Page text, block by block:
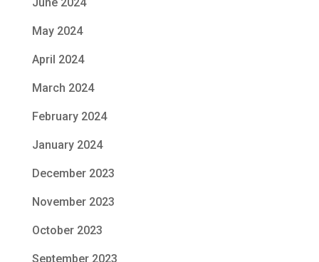
May 2024
April 2024
March 2024
February 2024
January 2024
December 2023
November 2023
October 2023
September 2023